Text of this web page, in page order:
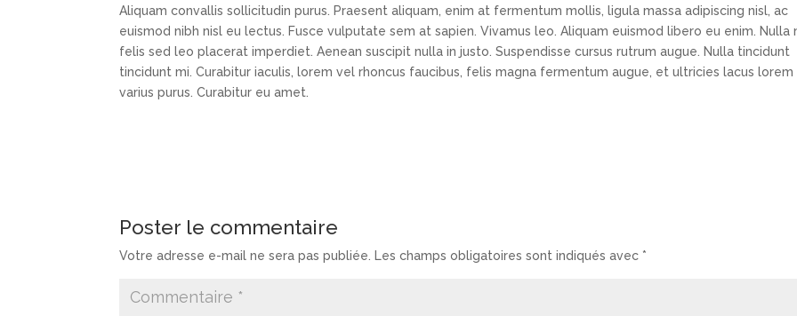
Aliquam convallis sollicitudin purus. Praesent aliquam, enim at fermentum mollis, ligula massa adipiscing nisl, ac
euismod nibh nisl eu lectus. Fusce vulputate sem at sapien. Vivamus leo. Aliquam euismod libero eu enim. Nulla
felis sed leo placerat imperdiet. Aenean suscipit nulla in justo. Suspendisse cursus rutrum augue. Nulla tincidunt
tincidunt mi. Curabitur iaculis, lorem vel rhoncus faucibus, felis magna fermentum augue, et ultricies lacus lorem
varius purus. Curabitur eu amet.
Poster le commentaire
Votre adresse e-mail ne sera pas publiée. Les champs obligatoires sont indiqués avec *